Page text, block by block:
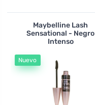
Maybelline Lash
Sensational - Negro
Intenso
Nuevo